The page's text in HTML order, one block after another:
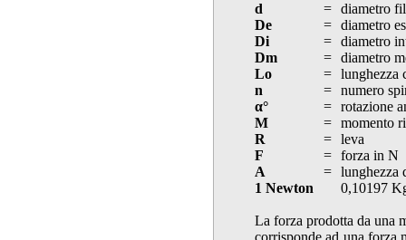
d =
diametro
De
=
diametro
Di
=
diametro
Dm
=
diametro
Lo
=
lunghezza
n
=
numero
α°
=
rotazione
M
=
momento
R
=
leva
F
=
forza in N
A
=
lunghezza
1 Newton
0,10197
La forza prodotta da una
corrisponde ad una forza